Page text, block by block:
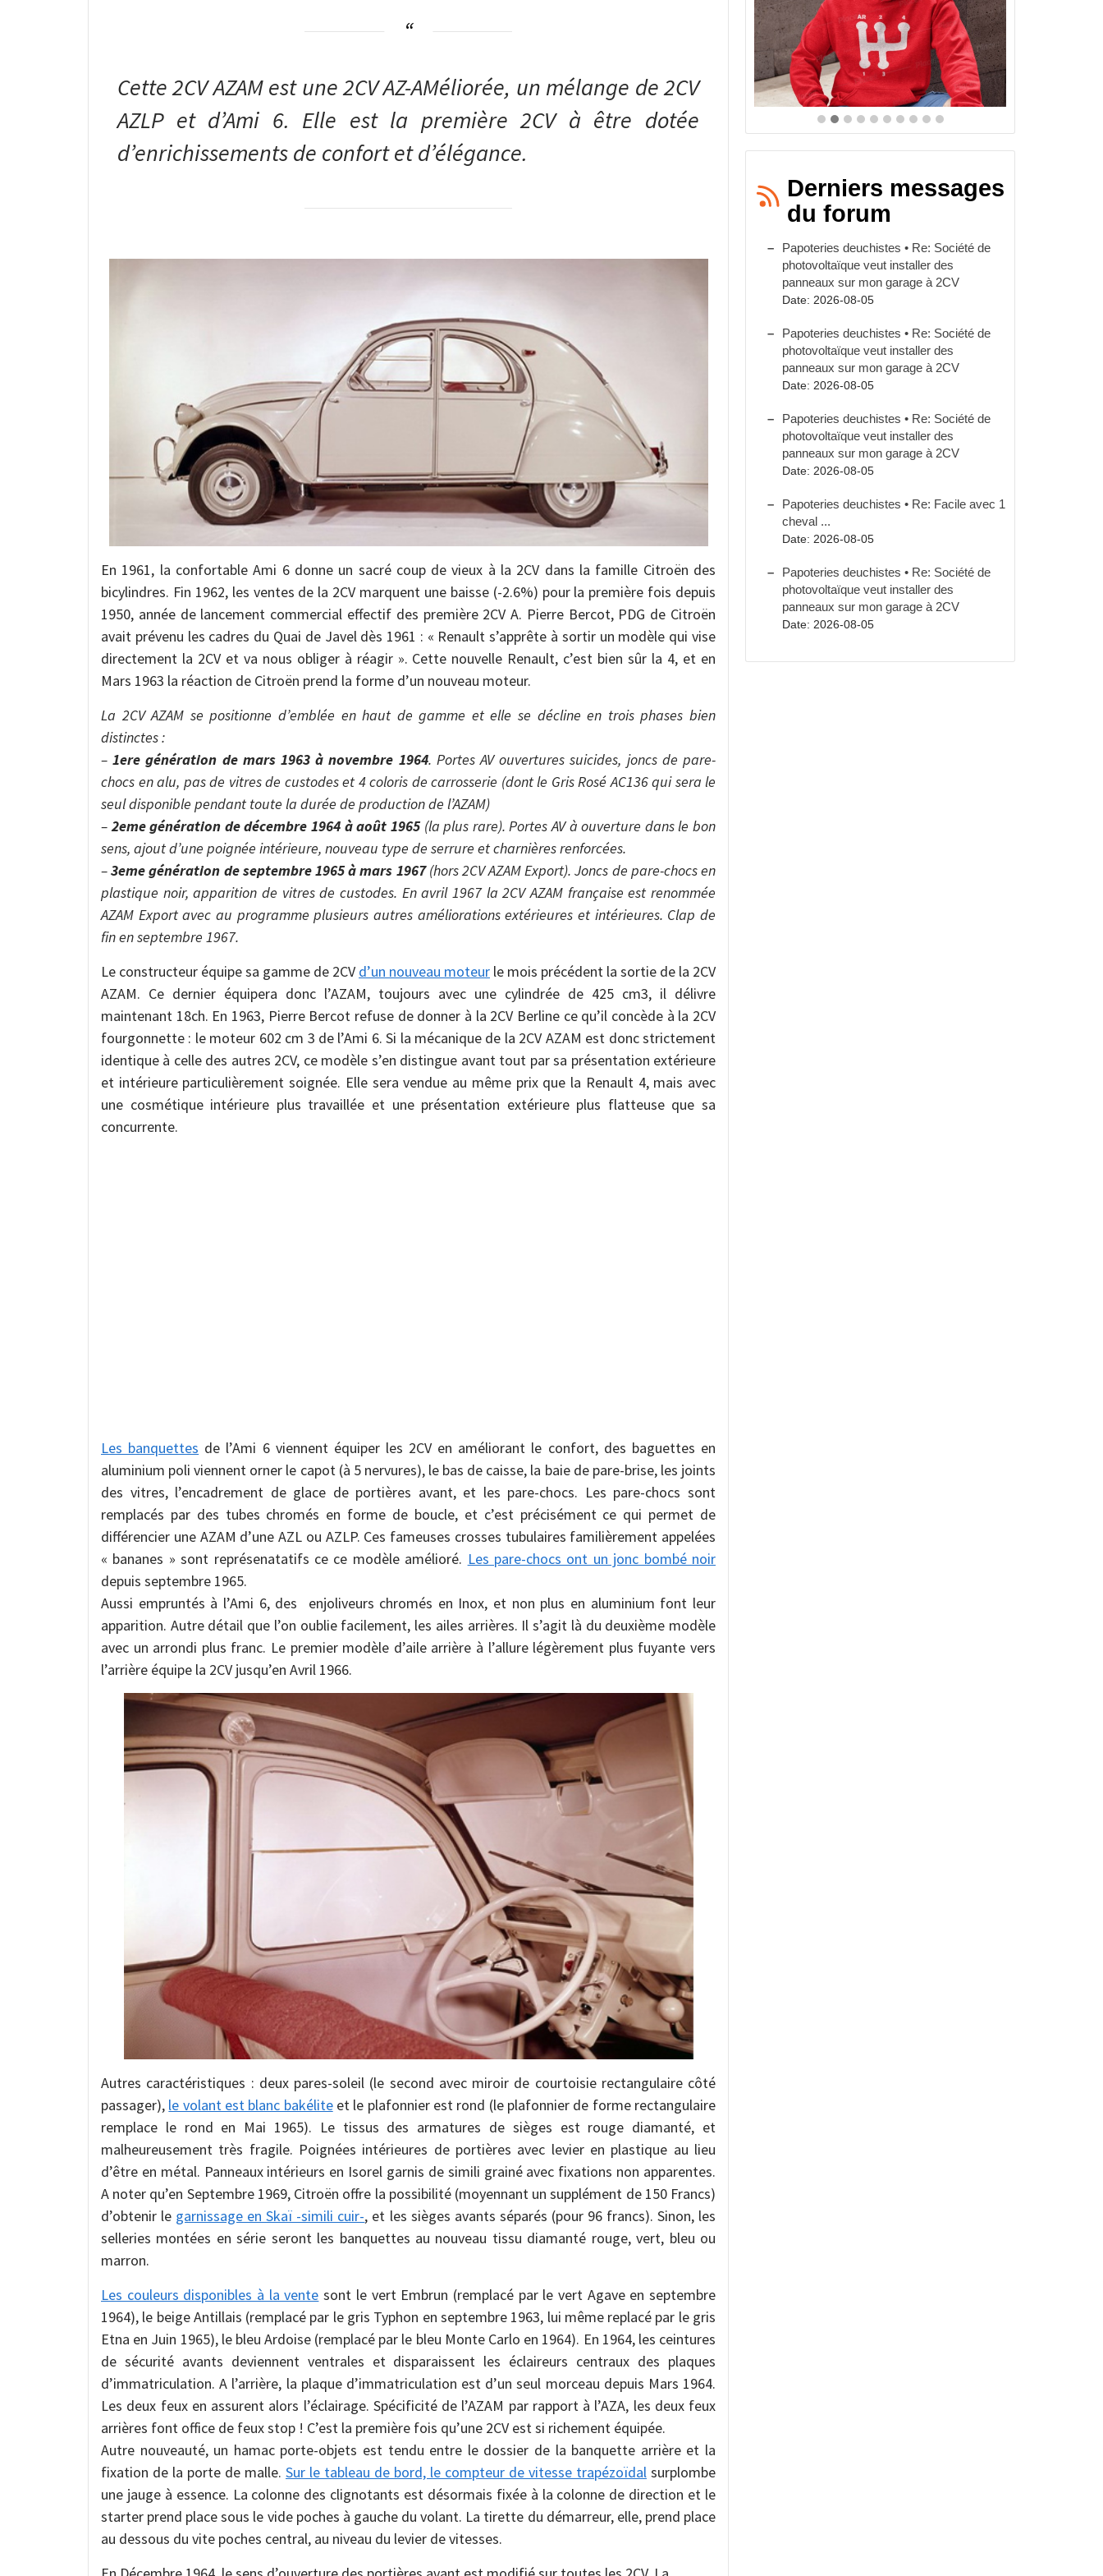
Cette 2CV AZAM est une 2CV AZ-AMéliorée, un mélange de 2CV
AZLP et d’Ami 6. Elle est la première 2CV à être dotée
d’enrichissements de confort et d’élégance.
En 1961, la confortable Ami 6 donne un sacré coup de vieux à la 2CV dans la famille Citroën des
bicylindres. Fin 1962, les ventes de la 2CV marquent une baisse (-2.6%) pour la première fois depuis
1950, année de lancement commercial effectif des première 2CV A. Pierre Bercot, PDG de Citroën
avait prévenu les cadres du Quai de Javel dès 1961 : « Renault s’apprête à sortir un modèle qui vise
directement la 2CV et va nous obliger à réagir ». Cette nouvelle Renault, c’est bien sûr la 4, et en
Mars 1963 la réaction de Citroën prend la forme d’un nouveau moteur.
La 2CV AZAM se positionne d’emblée en haut de gamme et elle se décline en trois phases bien
distinctes :
–1ere génération de mars 1963 à novembre 1964. Portes AV ouvertures suicides, joncs de pare-
chocs en alu, pas de vitres de custodes et 4 coloris de carrosserie (dont le Gris Rosé AC136 qui sera le
seul disponible pendant toute la durée de production de l’AZAM)
–2eme génération de décembre 1964 à août 1965 (la plus rare). Portes AV à ouverture dans le bon
sens, ajout d’une poignée intérieure, nouveau type de serrure et charnières renforcées.
–3eme génération de septembre 1965 à mars 1967(hors 2CV AZAM Export). Joncs de pare-chocs en
plastique noir, apparition de vitres de custodes. En avril 1967 la 2CV AZAM française est renommée
AZAM Export avec au programme plusieurs autres améliorations extérieures et intérieures. Clap de
fin en septembre 1967.
Le constructeur équipe sa gamme de 2CVd’un nouveau moteur le mois précédent la sortie de la 2CV
AZAM. Ce dernier équipera donc l’AZAM, toujours avec une cylindrée de 425 cm3, il délivre
maintenant 18ch. En 1963, Pierre Bercot refuse de donner à la 2CV Berline ce qu’il concède à la 2CV
fourgonnette : le moteur 602 cm 3 de l’Ami 6. Si la mécanique de la 2CV AZAM est donc strictement
identique à celle des autres 2CV, ce modèle s’en distingue avant tout par sa présentation extérieure
et intérieure particulièrement soignée. Elle sera vendue au même prix que la Renault 4, mais avec
une cosmétique intérieure plus travaillée et une présentation extérieure plus flatteuse que sa
concurrente.
Les banquettes de l’Ami 6 viennent équiper les 2CV en améliorant le confort, des baguettes en
aluminium poli viennent orner le capot (à 5 nervures), le bas de caisse, la baie de pare-brise, les joints
des vitres, l’encadrement de glace de portières avant, et les pare-chocs. Les pare-chocs sont
remplacés par des tubes chromés en forme de boucle, et c’est précisément ce qui permet de
différencier une AZAM d’une AZL ou AZLP. Ces fameuses crosses tubulaires familièrement appelées
« bananes » sont représenatatifs ce ce modèle amélioré. Les pare-chocs ont un jonc bombé noir
depuis septembre 1965.
Aussi empruntés à l’Ami 6, des enjoliveurs chromés en Inox, et non plus en aluminium font leur
apparition. Autre détail que l’on oublie facilement, les ailes arrières. Il s’agit là du deuxième modèle
avec un arrondi plus franc. Le premier modèle d’aile arrière à l’allure légèrement plus fuyante vers
l’arrière équipe la 2CV jusqu’en Avril 1966.
Autres caractéristiques : deux pares-soleil (le second avec miroir de courtoisie rectangulaire côté
passager), le volant est blanc bakéliteet le plafonnier est rond (le plafonnier de forme rectangulaire
remplace le rond en Mai 1965). Le tissus des armatures de sièges est rouge diamanté, et
malheureusement très fragile. Poignées intérieures de portières avec levier en plastique au lieu
d’être en métal. Panneaux intérieurs en Isorel garnis de simili grainé avec fixations non apparentes.
A noter qu’en Septembre 1969, Citroën offre la possibilité (moyennant un supplément de 150 Francs)
d’obtenir le garnissage en Skaï -simili cuir-, et les sièges avants séparés (pour 96 francs). Sinon, les
selleries montées en série seront les banquettes au nouveau tissu diamanté rouge, vert, bleu ou
marron.
Les couleurs disponibles à la vente sont le vert Embrun (remplacé par le vert Agave en septembre
1964), le beige Antillais (remplacé par le gris Typhon en septembre 1963, lui même replacé par le gris
Etna en Juin 1965), le bleu Ardoise (remplacé par le bleu Monte Carlo en 1964). En 1964, les ceintures
de sécurité avants deviennent ventrales et disparaissent les éclaireurs centraux des plaques
d’immatriculation. A l’arrière, la plaque d’immatriculation est d’un seul morceau depuis Mars 1964.
Les deux feux en assurent alors l’éclairage. Spécificité de l’AZAM par rapport à l’AZA, les deux feux
arrières font office de feux stop ! C’est la première fois qu’une 2CV est si richement équipée.
Autre nouveauté, un hamac porte-objets est tendu entre le dossier de la banquette arrière et la
fixation de la porte de malle. Sur le tableau de bord, le compteur de vitesse trapézoïdal surplombe
une jauge à essence. La colonne des clignotants est désormais fixée à la colonne de direction et le
starter prend place sous le vide poches à gauche du volant. La tirette du démarreur, elle, prend place
au dessous du vite poches central, au niveau du levier de vitesses.
Derniers messages
du forum
Papoteries deuchistes • Re: Société de
photovoltaïque veut installer des
panneaux sur mon garage à 2CV
Date: 2026-08-05
Papoteries deuchistes • Re: Société de
photovoltaïque veut installer des
panneaux sur mon garage à 2CV
Date: 2026-08-05
Papoteries deuchistes • Re: Société de
photovoltaïque veut installer des
panneaux sur mon garage à 2CV
Date: 2026-08-05
Papoteries deuchistes • Re: Facile avec 1
cheval ...
Date: 2026-08-05
Papoteries deuchistes • Re: Société de
photovoltaïque veut installer des
panneaux sur mon garage à 2CV
Date: 2026-08-05